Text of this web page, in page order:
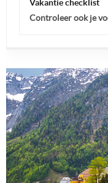
Vakantie checklist
Controleer ook je